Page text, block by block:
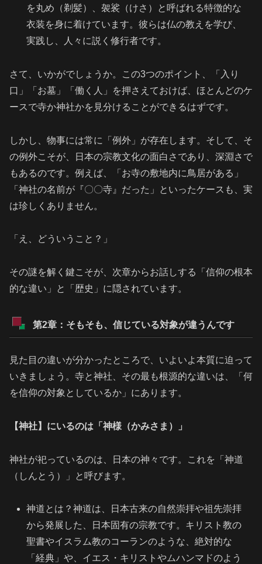
を丸め（剃髪）、袈裟（けさ）と呼ばれる特徴的な
衣装を身に着けています。彼らは仏の教えを学び、
実践し、人々に説く修行者です。
さて、いかがでしょうか。この3つのポイント、「入り
口」「お墓」「働く人」を押さえておけば、ほとんどのケ
ースで寺か神社かを見分けることができるはずです。
しかし、物事には常に「例外」が存在します。そして、そ
の例外こそが、日本の宗教文化の面白さであり、深淵さで
もあるのです。例えば、「お寺の敷地内に鳥居がある」
「神社の名前が『〇〇寺』だった」といったケースも、実
は珍しくありません。
「え、どういうこと？」
その謎を解く鍵こそが、次章からお話しする「信仰の根本
的な違い」と「歴史」に隠されています。
第2章：そもそも、信じている対象が違うんです
見た目の違いが分かったところで、いよいよ本質に迫って
いきましょう。寺と神社、その最も根源的な違いは、「何
を信仰の対象としているか」にあります。
【神社】にいるのは「神様（かみさま）」
神社が祀っているのは、日本の神々です。これを「神道
（しんとう）」と呼びます。
神道とは？神道は、日本古来の自然崇拝や祖先崇拝
から発展した、日本固有の宗教です。キリスト教の
聖書やイスラム教のコーランのような、絶対的な
「経典」や、イエス・キリストやムハンマドのよう